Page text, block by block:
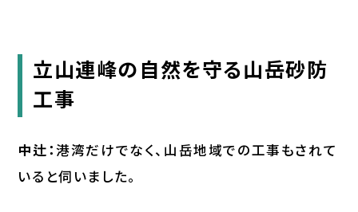
立山連峰の自然を守る山岳砂防
工事
中辻：港湾だけでなく、山岳地域での工事もされて
いると伺いました。